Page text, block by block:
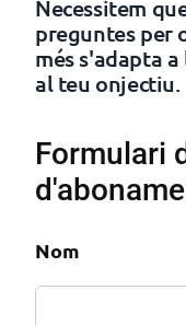
Necessitem
preguntes per
més s'adapta
al teu onjectiu.
Formulari
Nom